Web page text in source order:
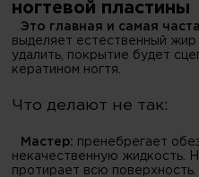
ногтевой пластины
Это главная и самая
выделяет естественный жир
удалить, покрытие будет
кератином ногтя.
Что делают не так:
Мастер: пренебрегает
некачественную жидкость.
протирает всю поверхность.